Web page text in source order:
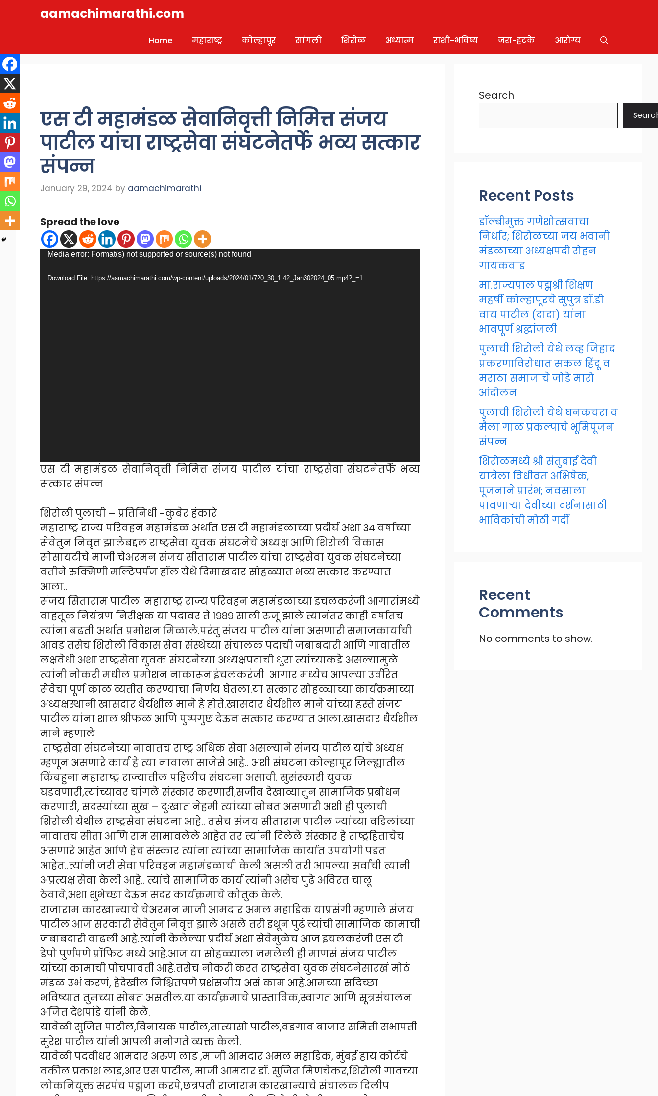
aamachimarathi.com
Home महाराष्ट्र कोल्हापूर सांगली शिरोळ अध्यात्म राशी-भविष्य जरा-हटके आरोग्य
एस टी महामंडळ सेवानिवृत्ती निमित्त संजय
पाटील यांचा राष्ट्रसेवा संघटनेतर्फे भव्य सत्कार
संपन्न
January 29, 2024 by aamachimarathi
Spread the love
Video
Media error: Format(s) not supported or source(s) not found
Download File: https://aamachimarathi.com/wp-content/uploads/2024/01/720_30_1.42_Jan302024_05.mp4?_=1
एस टी महामंडळ सेवानिवृत्ती निमित्त संजय पाटील यांचा राष्ट्रसेवा संघटनेतर्फे भव्य
सत्कार संपन्न
शिरोली पुलाची – प्रतिनिधी -कुबेर हंकारे
महाराष्ट्र राज्य परिवहन महामंडळ अर्थात एस टी महामंडळाच्या प्रदीर्घ अशा 34 वर्षाच्या
सेवेतुन निवृत्त झालेबद्दल राष्ट्रसेवा युवक संघटनेचे अध्यक्ष आणि शिरोली विकास
सोसायटीचे माजी चेअरमन संजय सीताराम पाटील यांचा राष्ट्रसेवा युवक संघटनेच्या
वतीने रुक्मिणी मल्टिपर्पज हॉल येथे दिमाखदार सोहळ्यात भव्य सत्कार करण्यात
आला..
संजय सिताराम पाटील महाराष्ट्र राज्य परिवहन महामंडळाच्या इचलकरंजी आगारांमध्ये
वाहतूक नियंत्रण निरीक्षक या पदावर ते १९८९ साली रुजू झाले त्यानंतर काही वर्षातच
त्यांना बढती अर्थात प्रमोशन मिळाले.परंतु संजय पाटील यांना असणारी समाजकार्याची
आवड तसेच शिरोली विकास सेवा संस्थेच्या संचालक पदाची जबाबदारी आणि गावातील
लक्षवेधी अशा राष्ट्रसेवा युवक संघटनेच्या अध्यक्षपदाची धुरा त्यांच्याकडे असल्यामुळे
त्यांनी नोकरी मधील प्रमोशन नाकारून इंचलकरंजी आगार मध्येच आपल्या उर्वरित
सेवेचा पूर्ण काळ व्यतीत करण्याचा निर्णय घेतला.या सत्कार सोहळ्याच्या कार्यक्रमाच्या
अध्यक्षस्थानी खासदार धैर्यशील माने हे होते.खासदार धैर्यशील माने यांच्या हस्ते संजय
पाटील यांना शाल श्रीफळ आणि पुष्पगुछ देऊन सत्कार करण्यात आला.खासदार धैर्यशील
माने म्हणाले
राष्ट्रसेवा संघटनेच्या नावातच राष्ट्र अधिक सेवा असल्याने संजय पाटील यांचे अध्यक्ष
म्हणून असणारे कार्य हे त्या नावाला साजेसे आहे.. अशी संघटना कोल्हापूर जिल्ह्यातील
किंबहुना महाराष्ट्र राज्यातील पहिलीच संघटना असावी. सुसंस्कारी युवक
घडवणारी,त्यांच्यावर चांगले संस्कार करणारी,सजीव देखाव्यातुन सामाजिक प्रबोधन
करणारी, सदस्यांच्या सुख – दुःखात नेहमी त्यांच्या सोबत असणारी अशी ही पुलाची
शिरोली येथील राष्ट्रसेवा संघटना आहे.. तसेच संजय सीताराम पाटील ज्यांच्या वडिलांच्या
नावातच सीता आणि राम सामावलेले आहेत तर त्यांनी दिलेले संस्कार हे राष्ट्रहिताचेच
असणारे आहेत आणि हेच संस्कार त्यांना त्यांच्या सामाजिक कार्यात उपयोगी पडत
आहेत..त्यांनी जरी सेवा परिवहन महामंडळाची केली असली तरी आपल्या सर्वांची त्यानी
अप्रत्यक्ष सेवा केली आहे.. त्यांचे सामाजिक कार्य त्यांनी असेच पुढे अविरत चालू
ठेवावे,अशा शुभेच्छा देऊन सदर कार्यक्रमाचे कौतुक केले.
राजाराम कारखान्याचे चेअरमन माजी आमदार अमल महाडिक याप्रसंगी म्हणाले संजय
पाटील आज सरकारी सेवेतुन निवृत्त झाले असले तरी इथून पुढं त्त्यांची सामाजिक कामाची
जबाबदारी वाढली आहे.त्यांनी केलेल्या प्रदीर्घ अशा सेवेमुळेच आज इचलकरंजी एस टी
डेपो पुर्णपणे प्रॉफिट मध्ये आहे.आज या सोहळ्याला जमलेली ही माणसं संजय पाटील
यांच्या कामाची पोचपावती आहे.तसेच नोकरी करत राष्ट्रसेवा युवक संघटनेसारखं मोठं
मंडळ उभं करणं, हेदेखील निश्चितपणे प्रशंसनीय असं काम आहे.आमच्या सदिच्छा
भविष्यात तुमच्या सोबत असतील.या कार्यक्रमाचे प्रास्ताविक,स्वागत आणि सूत्रसंचालन
अजित देशपांडे यांनी केले.
यावेळी सुजित पाटील,विनायक पाटील,तात्यासो पाटील,वडगाव बाजार समिती सभापती
सुरेश पाटील यांनी आपली मनोगते व्यक्त केली.
यावेळी पदवीधर आमदार अरुण लाड ,माजी आमदार अमल महाडिक, मुंबई हाय कोर्टचे
वकील प्रकाश लाड,आर एस पाटील, माजी आमदार डॉ. सुजित मिणचेकर,शिरोली गावच्या
लोकनियुक्त सरपंच पद्मजा करपे,छत्रपती राजाराम कारखान्याचे संचालक दिलीप
Search
Recent Posts
डॉल्बीमुक्त गणेशोत्सवाचा
निर्धार; शिरोळच्या जय भवानी
मंडळाच्या अध्यक्षपदी रोहन
गायकवाड
मा.राज्यपाल पद्मश्री शिक्षण
महर्षी कोल्हापूरचे सुपुत्र डॉ.डी
वाय पाटील (दादा) यांना
भावपूर्ण श्रद्धांजली
पुलाची शिरोली येथे लव्ह जिहाद
प्रकरणाविरोधात सकल हिंदू व
मराठा समाजाचे जोडे मारो
आंदोलन
पुलाची शिरोली येथे घनकचरा व
मैला गाळ प्रकल्पाचे भूमिपूजन
संपन्न
शिरोळमध्ये श्री संतुबाई देवी
यात्रेला विधीवत अभिषेक,
पूजनाने प्रारंभ; नवसाला
पावणाऱ्या देवीच्या दर्शनासाठी
भाविकांची मोठी गर्दी
Recent
Comments
No comments to show.